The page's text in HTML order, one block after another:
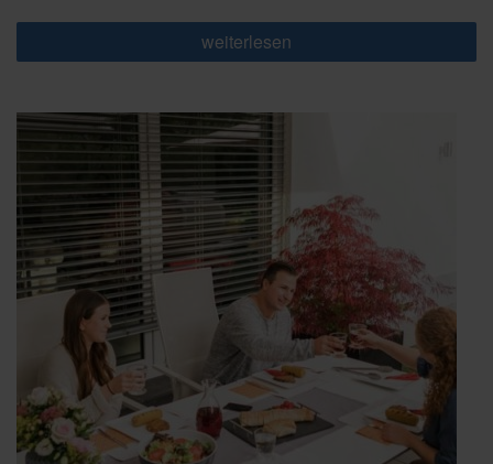
„Planen
Sie
live
an
Ihrer
Terrasse“
weiterlesen